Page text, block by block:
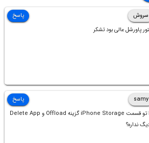
سروش
پاورشل عالی بود تشکر
پاسخ
samy
چرا تو قسمت iPhone Storage گزینه Offload و Delete App
نداره؟
پاسخ